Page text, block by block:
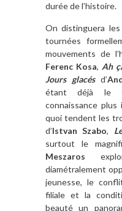
durée de l’histoire.
On distinguera
tournées
mouvements de
Ferenc Kosa, Ah
Jours glacésd’
étant déjà le
connaissance plus
quoi tendent les
d’Istvan Szabo,
surtout le
Meszaros
diamétralement
jeunesse, le
filiale et la
beauté un